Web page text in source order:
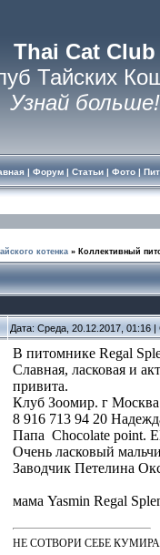
Thai Cat Club
Тайских
Узнай больше!
| Форум| Статьи| Фото|
котенка » Коллективный
Дата: Среда, 20.12.2017, 01:16
В питомнике Regal
Славная, ласковая и
привита.
Клуб Зоомир. г Москва
8 916 713 94 20
Папа Chocolate point.
Очень ласковый
Заводчик Петелина
мама Yasmin Regal
НЕ СОТВОРИ СЕБЕ